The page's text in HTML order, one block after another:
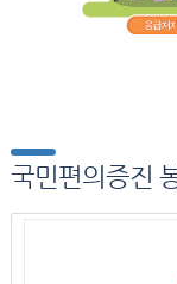
국민편의증진